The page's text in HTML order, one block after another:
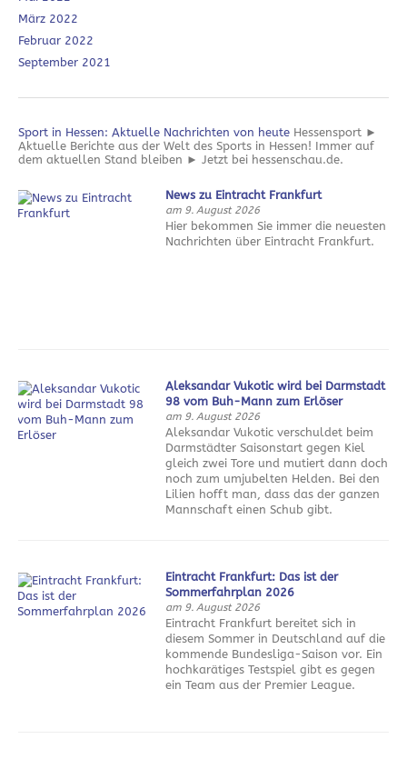
März 2022
Februar 2022
September 2021
Sport in Hessen: Aktuelle Nachrichten von heute Hessensport ►
Aktuelle Berichte aus der Welt des Sports in Hessen! Immer auf
dem aktuellen Stand bleiben ► Jetzt bei hessenschau.de.
News zu Eintracht Frankfurt
am 9. August 2026
Hier bekommen Sie immer die neuesten
Nachrichten über Eintracht Frankfurt.
Aleksandar Vukotic wird bei Darmstadt
98 vom Buh-Mann zum Erlöser
am 9. August 2026
Aleksandar Vukotic verschuldet beim
Darmstädter Saisonstart gegen Kiel
gleich zwei Tore und mutiert dann doch
noch zum umjubelten Helden. Bei den
Lilien hofft man, dass das der ganzen
Mannschaft einen Schub gibt.
Eintracht Frankfurt: Das ist der
Sommerfahrplan 2026
am 9. August 2026
Eintracht Frankfurt bereitet sich in
diesem Sommer in Deutschland auf die
kommende Bundesliga-Saison vor. Ein
hochkarätiges Testspiel gibt es gegen
ein Team aus der Premier League.